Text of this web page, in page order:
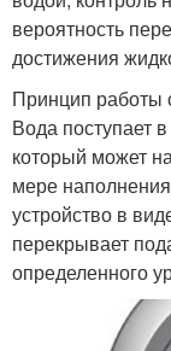
вероятность
достижения
Принцип работы
Вода поступает
который может
мере
устройство в
перекрывает
определенного